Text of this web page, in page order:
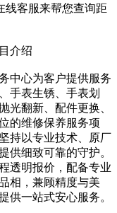
线客服来帮您查询距
介绍
中心为客户提供服务
手表生锈、手表划
光翻新、配件更换、
的维修保养服务项
持以专业技术、原厂
供细致可靠的守护。
透明报价，配备专业
相，兼顾精度与美
供一站式安心服务。